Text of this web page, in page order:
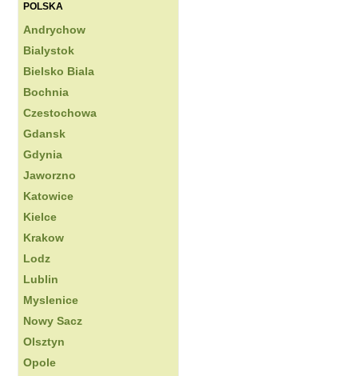
POLSKA
Andrychow
Bialystok
Bielsko Biala
Bochnia
Czestochowa
Gdansk
Gdynia
Jaworzno
Katowice
Kielce
Krakow
Lodz
Lublin
Myslenice
Nowy Sacz
Olsztyn
Opole